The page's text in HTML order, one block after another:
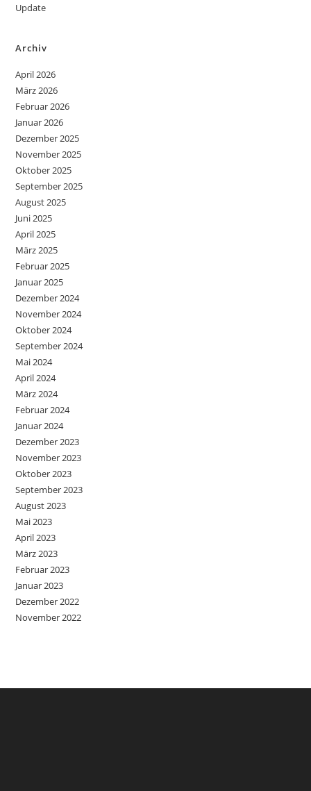
Update
Archiv
April 2026
März 2026
Februar 2026
Januar 2026
Dezember 2025
November 2025
Oktober 2025
September 2025
August 2025
Juni 2025
April 2025
März 2025
Februar 2025
Januar 2025
Dezember 2024
November 2024
Oktober 2024
September 2024
Mai 2024
April 2024
März 2024
Februar 2024
Januar 2024
Dezember 2023
November 2023
Oktober 2023
September 2023
August 2023
Mai 2023
April 2023
März 2023
Februar 2023
Januar 2023
Dezember 2022
November 2022